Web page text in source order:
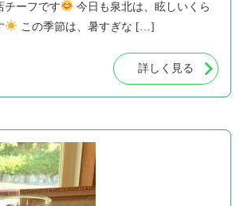
チーフです
今日も泉北は、眩しいくら
この季節は、暑すぎな […]
詳しく見る